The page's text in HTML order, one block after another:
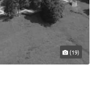
(19)